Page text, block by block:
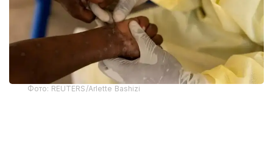
Фото: REUTERS/Arlette Bashizi